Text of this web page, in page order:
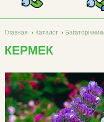
Главная › Каталог ›
КЕРМЕК